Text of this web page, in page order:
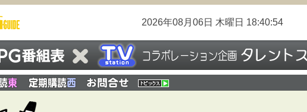
2026年08月06日 木曜日 18:40:55